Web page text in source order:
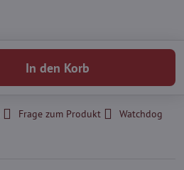
In den Korb
Frage zum Produkt
Watchdog